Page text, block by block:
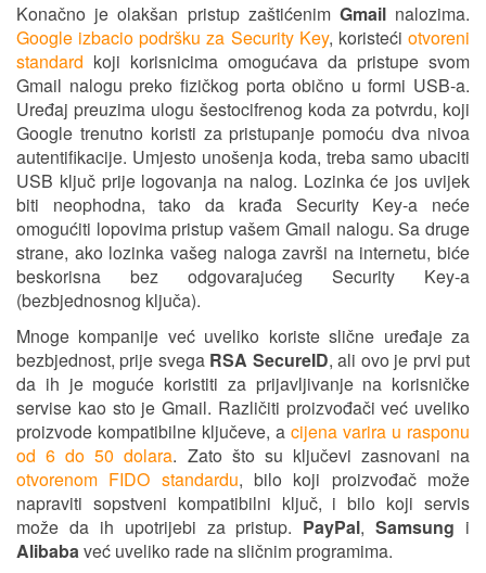
Konačno je olakšan pristup zaštićenim Gmailnalozima.
Google izbacio podršku za Security Key, koristećiotvoreni
standard koji korisnicima omogućava da pristupe svom
Gmail nalogu preko fizičkog porta obično u formi USB-a.
Uređaj preuzima ulogu šestocifrenog koda za potvrdu, koji
Google trenutno koristi za pristupanje pomoću dva nivoa
autentifikacije. Umjesto unošenja koda, treba samo ubaciti
USB ključ prije logovanja na nalog. Lozinka će jos uvijek
biti neophodna, tako da krađa Security Key-a neće
omogućiti lopovima pristup vašem Gmail nalogu. Sa druge
strane, ako lozinka vašeg naloga završi na internetu, biće
beskorisna bez odgovarajućeg Security Key-a
(bezbjednosnog ključa).
Mnoge kompanije već uveliko koriste slične uređaje za
bezbjednost, prije svega RSA SecureID, ali ovo je prvi put
da ih je moguće koristiti za prijavljivanje na korisničke
servise kao sto je Gmail. Različiti proizvođači već uveliko
proizvode kompatibilne ključeve, a cijena varira u rasponu
od 6 do 50 dolara. Zato što su ključevi zasnovani na
otvorenom FIDO standardu, bilo koji proizvođač može
napraviti sopstveni kompatibilni ključ, i bilo koji servis
može da ih upotrijebi za pristup. PayPal,Samsung i
Alibabaveć uveliko rade na sličnim programima.